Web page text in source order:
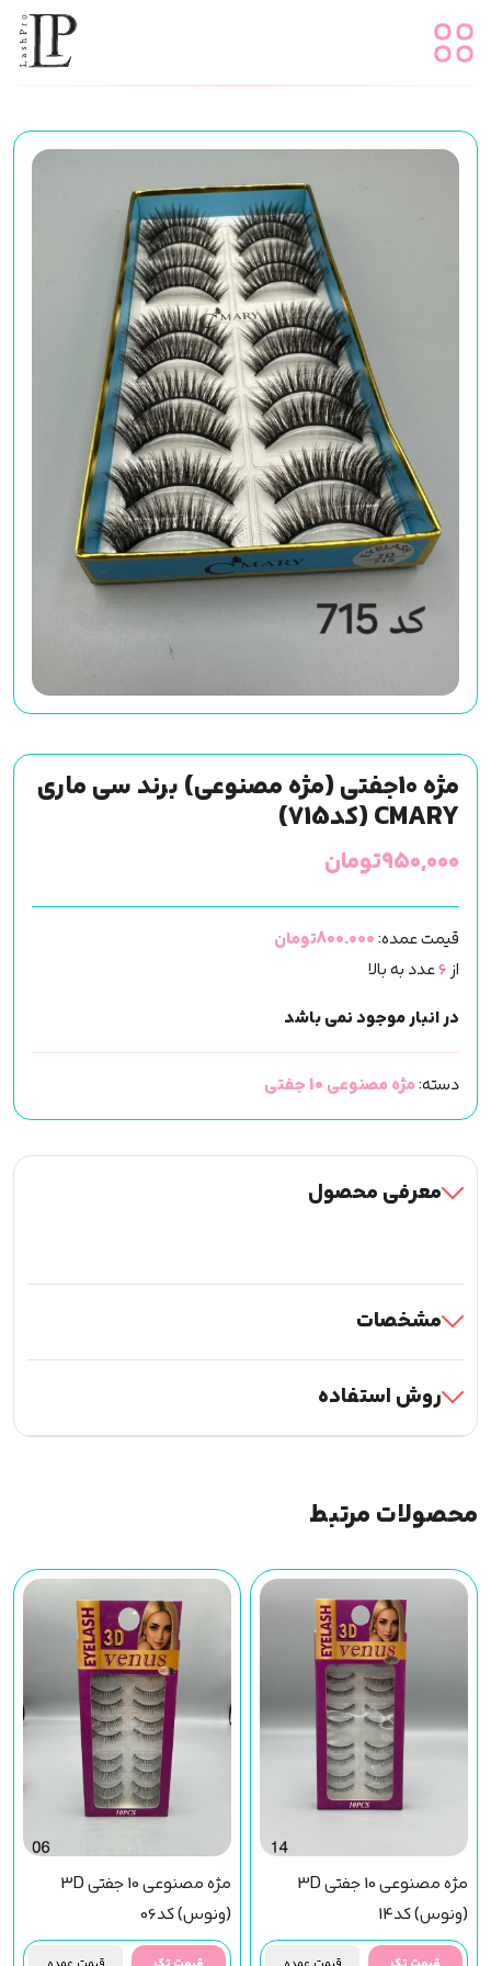
مژه 10جفتی (مژه مصنوعی) برند سی ماری
CMARY (کد715)
۹۵۰,۰۰۰تومان
قیمت عمده:800.000تومان
از 6عدد به بالا
در انبار موجود نمی باشد
دسته:مژه مصنوعی 10 جفتی
معرفی محصول
مشخصات
روش استفاده
محصولات مرتبط
مژه مصنوعی 10 جفتی 3D
(ونوس) کد14
مژه مصنوعی 10 جفتی 3D
(ونوس) کد06